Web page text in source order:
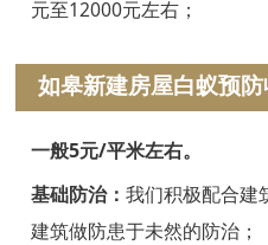
金华白蚁防治
义乌白蚁防治
永康白蚁防治
元至12000元左右；
如皋新建房屋白蚁预
一般5元/平米左右。
基础防治： 我们积极配合建
建筑做防患于未然的防治；